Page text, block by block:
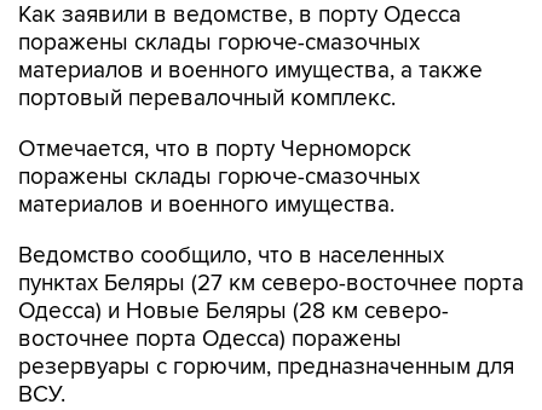
Как заявили в ведомстве, в порту Одесса
поражены склады горюче-смазочных
материалов и военного имущества, а также
портовый перевалочный комплекс.
Отмечается, что в порту Черноморск
поражены склады горюче-смазочных
материалов и военного имущества.
Ведомство сообщило, что в населенных
пунктах Беляры (27 км северо-восточнее порта
Одесса) и Новые Беляры (28 км северо-
восточнее порта Одесса) поражены
резервуары с горючим, предназначенным для
ВСУ.